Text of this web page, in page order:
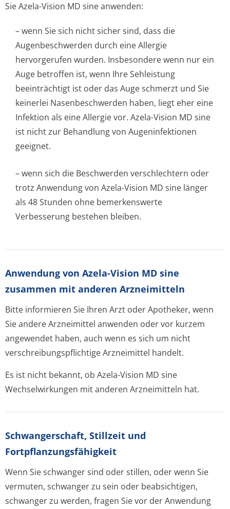
Sie Azela-Vision MD sine anwenden:
– wenn Sie sich nicht sicher sind, dass die
Augenbeschwerden durch eine Allergie
hervorgerufen wurden. Insbesondere wenn nur ein
Auge betroffen ist, wenn Ihre Sehleistung
beeinträchtigt ist oder das Auge schmerzt und Sie
keinerlei Nasenbeschwerden haben, liegt eher eine
Infektion als eine Allergie vor. Azela-Vision MD sine
ist nicht zur Behandlung von Augeninfektionen
geeignet.
– wenn sich die Beschwerden verschlechtern oder
trotz Anwendung von Azela-Vision MD sine länger
als 48 Stunden ohne bemerkenswerte
Verbesserung bestehen bleiben.
Anwendung von Azela-Vision MD sine
zusammen mit anderen Arzneimitteln
Bitte informieren Sie Ihren Arzt oder Apotheker, wenn
Sie andere Arzneimittel anwenden oder vor kurzem
angewendet haben, auch wenn es sich um nicht
verschreibungspflichti­ge Arzneimittel handelt.
Es ist nicht bekannt, ob Azela-Vision MD sine
Wechselwirkungen mit anderen Arzneimitteln hat.
Schwangerschaft, Stillzeit und
Fortpflanzungsfähig­keit
Wenn Sie schwanger sind oder stillen, oder wenn Sie
vermuten, schwanger zu sein oder beabsichtigen,
schwanger zu werden, fragen Sie vor der Anwendung